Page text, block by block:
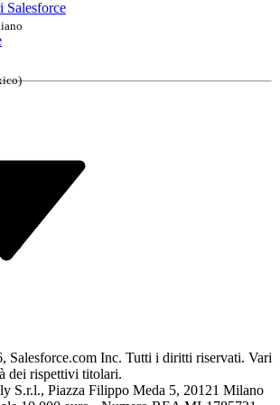
Nessun risultato
Salesforce
Salesforce.com Inc. Tutti i diritti riservati. Vari
dei rispettivi titolari.
S.r.l., Piazza Filippo Meda 5, 20121 Milano